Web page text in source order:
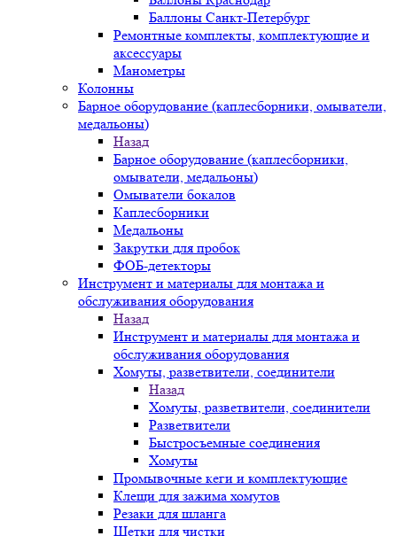
Баллоны Санкт-Петербург
Ремонтные комплекты, комплектующие и
аксессуары
Манометры
Колонны
Барное оборудование (каплесборники, омыватели,
медальоны)
Назад
Барное оборудование (каплесборники,
омыватели, медальоны)
Омыватели бокалов
Каплесборники
Медальоны
Закрутки для пробок
ФОБ-детекторы
Инструмент и материалы для монтажа и
обслуживания оборудования
Назад
Инструмент и материалы для монтажа и
обслуживания оборудования
Хомуты, разветвители, соединители
Назад
Хомуты, разветвители, соединители
Разветвители
Быстросъемные соединения
Хомуты
Промывочные кеги и комплектующие
Клещи для зажима хомутов
Резаки для шланга
Щетки для чистки